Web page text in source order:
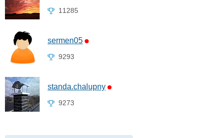
11285
sermen05
9293
standa.chalupny
9273